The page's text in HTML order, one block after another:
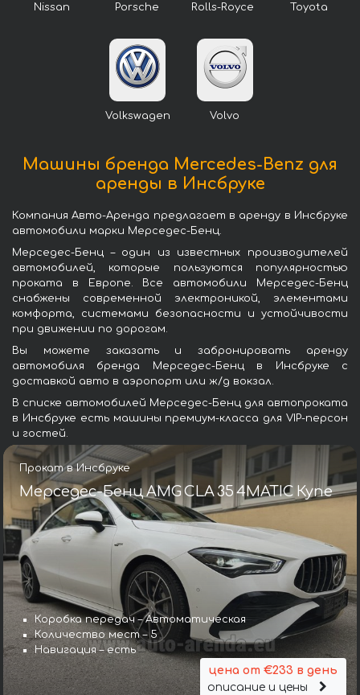
Nissan Porsche Rolls-Royce Toyota
Volkswagen Volvo
Машины бренда Mercedes-Benz для
аренды в Инсбруке
Компания Авто-Аренда предлагает в аренду в Инсбруке
автомобили марки Мерседес-Бенц.
Мерседес-Бенц – один из известных производителей
автомобилей, которые пользуются популярностью
проката в Европе. Все автомобили Мерседес-Бенц
снабжены современной электроникой, элементами
комфорта, системами безопасности и устойчивости
при движении по дорогам.
Вы можете заказать и забронировать аренду
автомобиля бренда Мерседес-Бенц в Инсбруке с
доставкой авто в аэропорт или ж/д вокзал.
В списке автомобилей Мерседес-Бенц для автопроката
в Инсбруке есть машины премиум-класса для VIP-персон
и гостей.
Прокат в Инсбруке
Мерседес-Бенц AMG CLA 35 4MATIC Купе
Коробка передач – Автоматическая
Количество мест – 5
Навигация – есть
цена от €233 в день
описание и цены